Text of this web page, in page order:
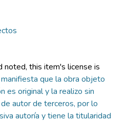
this item's license is
que la obra objeto
es original y la realizo sin
autor de terceros, por lo
autoría y tiene la titularidad